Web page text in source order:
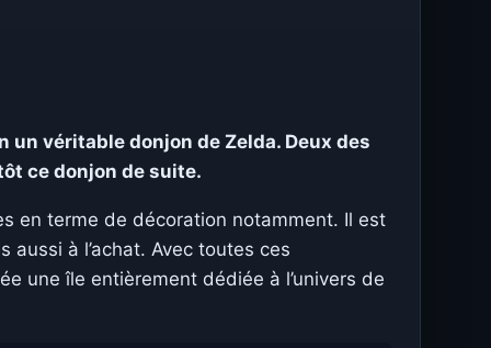
véritable donjon de Zelda. Deux des
ce donjon de suite.
en terme de décoration notamment. Il est
à l’achat. Avec toutes ces
une île entièrement dédiée à l’univers de